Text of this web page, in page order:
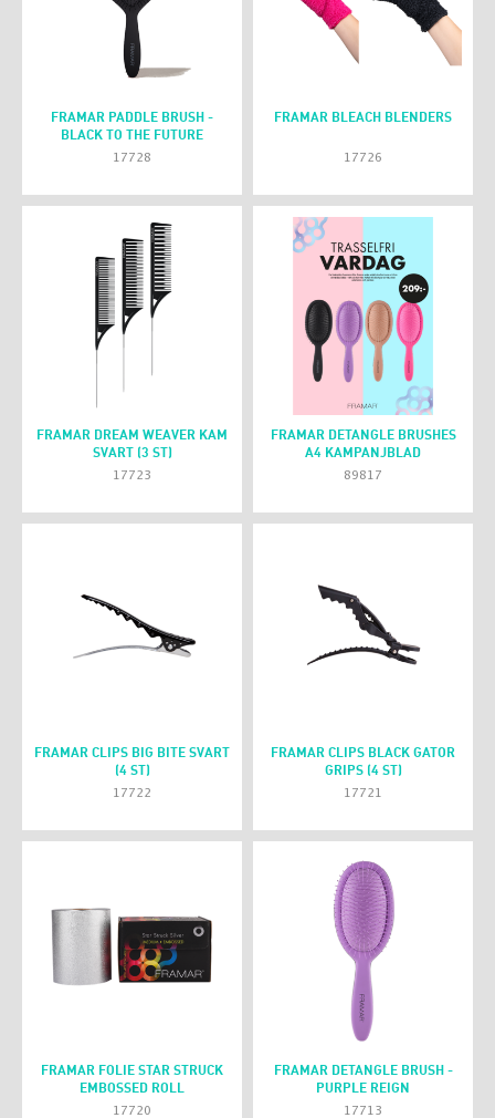
FRAMAR PADDLE BRUSH -
BLACK TO THE FUTURE
17728
FRAMAR BLEACH BLENDERS
17726
FRAMAR DREAM WEAVER KAM
SVART (3 ST)
17723
FRAMAR DETANGLE BRUSHES
A4 KAMPANJBLAD
89817
FRAMAR CLIPS BIG BITE SVART
(4 ST)
17722
FRAMAR CLIPS BLACK GATOR
GRIPS (4 ST)
17721
FRAMAR FOLIE STAR STRUCK
EMBOSSED ROLL
17720
FRAMAR DETANGLE BRUSH -
PURPLE REIGN
17713